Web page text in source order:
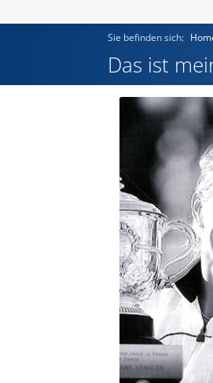
Home
Einst und Heute
Marken
Konzerne
Epoche
Sie befinden sich:
Das ist